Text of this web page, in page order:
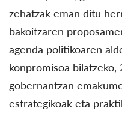
zehatzak eman ditu
bakoitzaren
agenda politikoaren
konpromisoa
gobernantzan
estrategikoak eta